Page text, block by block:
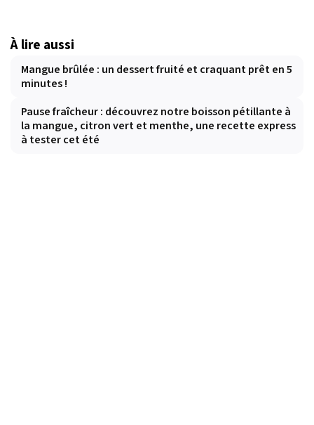
À lire aussi
Mangue brûlée : un dessert fruité et craquant prêt en 5
minutes !
Pause fraîcheur : découvrez notre boisson pétillante à
la mangue, citron vert et menthe, une recette express
à tester cet été